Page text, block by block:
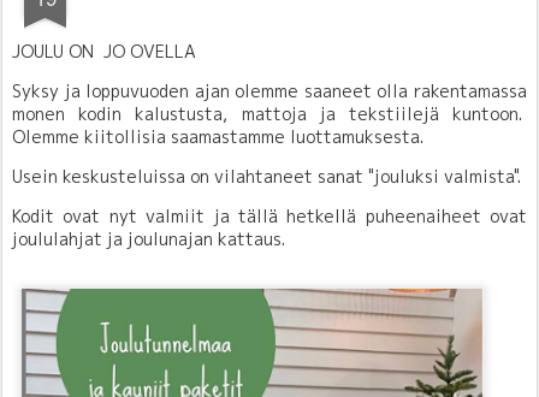
JOULU ON JO OVELLA
Syksy ja loppuvuoden ajan olemme saaneet olla rakentamassa
monen kodin kalustusta, mattoja ja tekstiilejä kuntoon.
Olemme kiitollisia saamastamme luottamuksesta.
Usein keskusteluissa on vilahtaneet sanat "jouluksi valmista".
Kodit ovat nyt valmiit ja tällä hetkellä puheenaiheet ovat
joululahjat ja joulunajan kattaus.